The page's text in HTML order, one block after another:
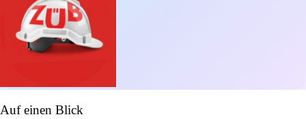
Auf einen Blick